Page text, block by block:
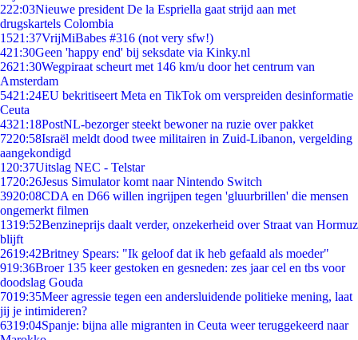
222:03Nieuwe president De la Espriella gaat strijd aan met
drugskartels Colombia
1521:37VrijMiBabes #316 (not very sfw!)
421:30Geen 'happy end' bij seksdate via Kinky.nl
2621:30Wegpiraat scheurt met 146 km/u door het centrum van
Amsterdam
5421:24EU bekritiseert Meta en TikTok om verspreiden desinformatie
Ceuta
4321:18PostNL-bezorger steekt bewoner na ruzie over pakket
7220:58Israël meldt dood twee militairen in Zuid-Libanon, vergelding
aangekondigd
1 20:37Uitslag NEC - Telstar
1720:26Jesus Simulator komt naar Nintendo Switch
3920:08CDA en D66 willen ingrijpen tegen 'gluurbrillen' die mensen
ongemerkt filmen
1319:52Benzineprijs daalt verder, onzekerheid over Straat van Hormuz
blijft
2619:42Britney Spears: "Ik geloof dat ik heb gefaald als moeder"
919:36Broer 135 keer gestoken en gesneden: zes jaar cel en tbs voor
doodslag Gouda
7019:35Meer agressie tegen een andersluidende politieke mening, laat
jij je intimideren?
6319:04Spanje: bijna alle migranten in Ceuta weer teruggekeerd naar